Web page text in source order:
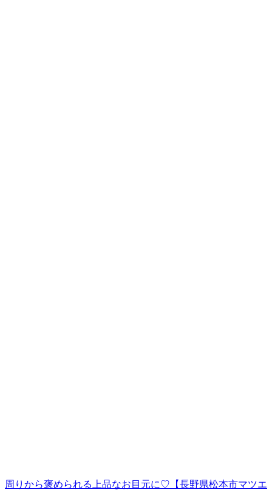
周りから褒められる上品なお目元に♡【長野県松本市マツエ